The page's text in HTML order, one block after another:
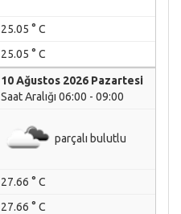
25.05 ° C
25.05 ° C
10 Ağustos 2026 Pazartesi
Saat Aralığı 06:00 - 09:00
parçalı bulutlu
27.66 ° C
27.66 ° C